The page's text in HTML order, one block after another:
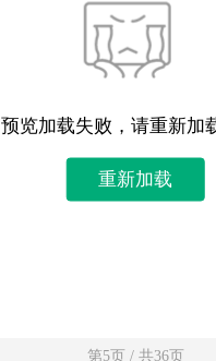
预览加载失败，请重新加
重新加载
第5页 / 共36页